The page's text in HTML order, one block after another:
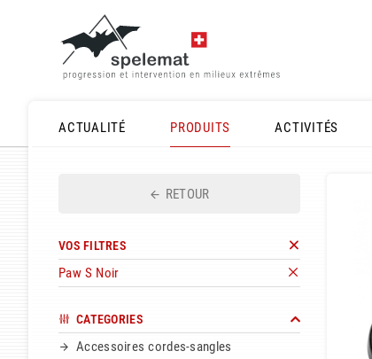
ACTUALITÉ
PRODUITS ACTIVITÉS
RETOUR
VOS FILTRES
Paw S Noir
CATEGORIES
Accessoires cordes-sangles